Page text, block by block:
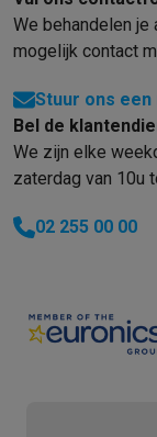
We behandelen je
mogelijk contact
Stuur ons een
Bel de
We zijn elke
zaterdag van 10u
02 255 00 00